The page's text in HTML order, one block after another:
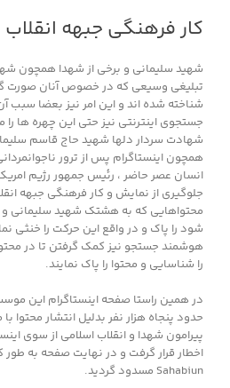
کار فرهنگی جبهه
شهید سلیمانی و برخی از شهدا همچون
تبلیغی وسیعی که در خصوص آنان صورت
شناخته شده اند و این امر نیز بعضا
جستجوی اینترنتی نیز حتی این چهره ها
شهادت سردار دلها شهید حاج قاسم
همچون اینستاگرام پس از ترور
انسان عصر حاضر ، رئیس جمهور رژیم
جلوگیری از نمایش و کار فرهنگی جبهه
محتواهایی که به هشتک شهید سلیمانی و
شود را پاک و در واقع این حرکت را خنثی
هوشمند جستجو نیز کمک گرفتن تا در
را شناسایی و محتوا را پاک نمایند.
در همین راستا صفحه اینستاگرام این
حدود پنجاه هزار نفر بدلیل انتشار
پیرامون شهدا و انقلاب اسلامی از سوی
اخطار قرار گرفت و در نهایت صفحه به
Sahabiun مسدود گردید.